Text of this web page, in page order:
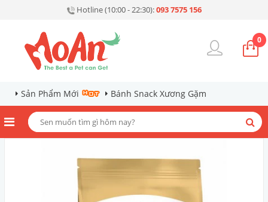
Hotline (10:00 - 22:30):093 7575 156
0
Sản Phẩm Mới Bánh Snack Xương Gặm